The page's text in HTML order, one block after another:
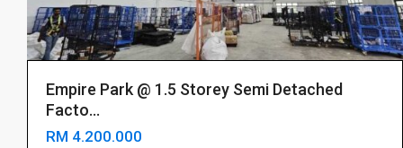
Empire Park @ 1.5 Storey Semi Detached
Facto...
RM 4.200.000
Gelang
Patah
振
山,
Iskandar
Puteri